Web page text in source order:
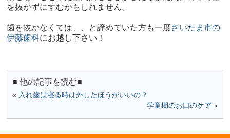
を抜かずにすむかもしれません。
歯を抜かなくては、、と諦めていた方も一度さいたま市の
伊藤歯科にお越し下さい！
■ 他の記事を読む■
« 入れ歯は寝る時は外したほうがいいの？
学童期のお口のケア »